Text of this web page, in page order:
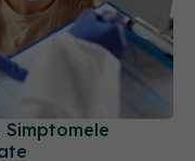
Simptomele